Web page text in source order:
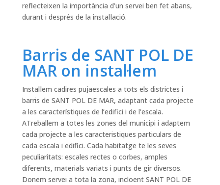
reflecteixen la importància d’un servei ben fet abans,
durant i després de la instal·lació.
Barris de SANT POL DE
MAR on instal·lem
Instal·lem cadires pujaescales a tots els districtes i
barris de SANT POL DE MAR, adaptant cada projecte
a les característiques de l’edifici i de l’escala.
ATreballem a totes les zones del municipi i adaptem
cada projecte a les caracteristiques particulars de
cada escala i edifici. Cada habitatge te les seves
peculiaritats: escales rectes o corbes, amples
diferents, materials variats i punts de gir diversos.
Donem servei a tota la zona, incloent SANT POL DE